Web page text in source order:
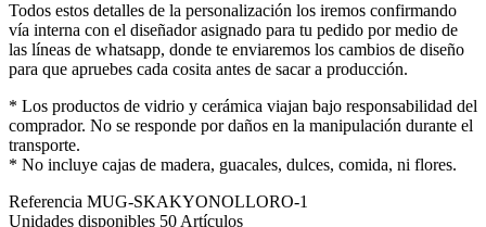
Todos estos detalles de la personalización los iremos confirmando
vía interna con el diseñador asignado para tu pedido por medio de
las líneas de whatsapp, donde te enviaremos los cambios de diseño
para que apruebes cada cosita antes de sacar a producción.
* Los productos de vidrio y cerámica viajan bajo responsabilidad del
comprador. No se responde por daños en la manipulación durante el
transporte.
* No incluye cajas de madera, guacales, dulces, comida, ni flores.
Referencia MUG-SKAKYONOLLORO-1
Unidades disponibles 50 Artículos